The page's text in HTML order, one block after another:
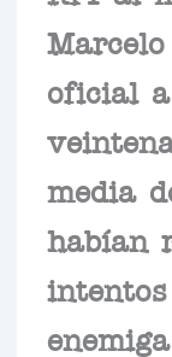
Marcelo
oficial a
media
habían